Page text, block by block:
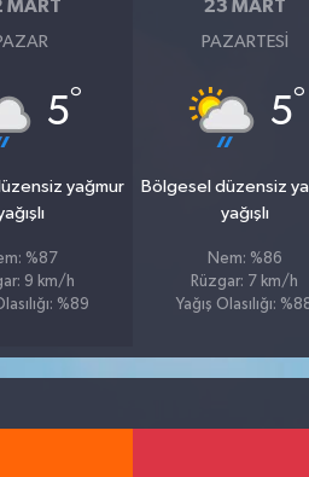
MART
5°
yağmur
%87
9 km/h
%89
23 MART
PAZARTESI
5°
Bölgesel düzensiz
yağışlı
Nem: %86
Rüzgar: 7 km/h
Yağış Olasılığı: